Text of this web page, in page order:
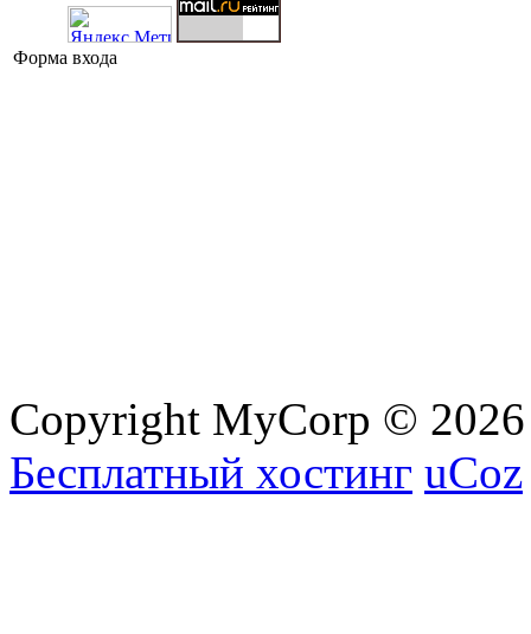
Форма входа
Copyright MyCorp © 2026
Бесплатный хостинг uCoz